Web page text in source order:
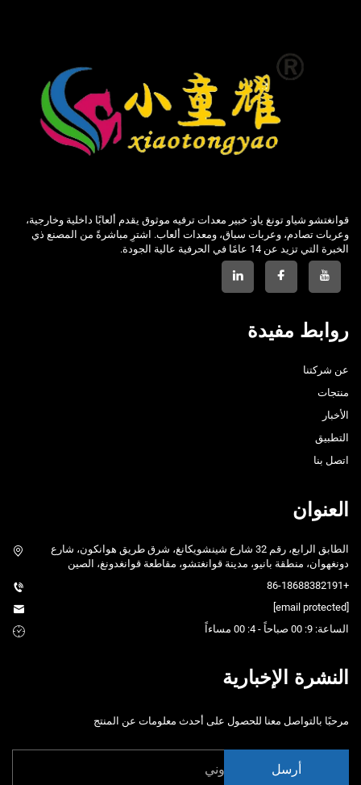
قوانغتشو شياو تونغ ياو: خبير معدات ترفيه موثوق يقدم ألعابًا داخلية وخارجية،
وعربات تصادم، وعربات سباق، ومعدات ألعاب. اشترِ مباشرةً من المصنع ذي
الخبرة التي تزيد عن 14 عامًا في الحرفية عالية الجودة.
روابط مفيدة
عن شركتنا
منتجات
الأخبار
التطبيق
اتصل بنا
العنوان
الطابق الرابع، رقم 32 شارع شينشويكانغ، شرق طريق هوانكون، شارع
دونغهوان، منطقة بانيو، مدينة قوانغتشو، مقاطعة قوانغدونغ، الصين
+86-18688382191
الساعة: 9: 00 صباحاً - 4: 00 مساءاً
النشرة الإخبارية
مرحبًا بالتواصل معنا للحصول على أحدث معلومات عن المنتج
أرسل